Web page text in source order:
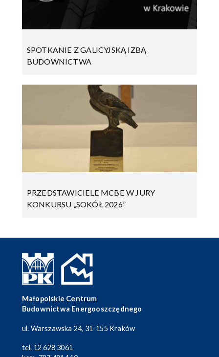
SPOTKANIE Z GALICYJSKĄ IZBĄ
BUDOWNICTWA
PRZEDSTAWICIELE MCBE W JURY
KONKURSU „SOKÓŁ 2026”
Małopolskie Centrum
Budownictwa Energooszczędnego
ul. Warszawska 24, 31-155 Kraków
tel. 12 628 3061